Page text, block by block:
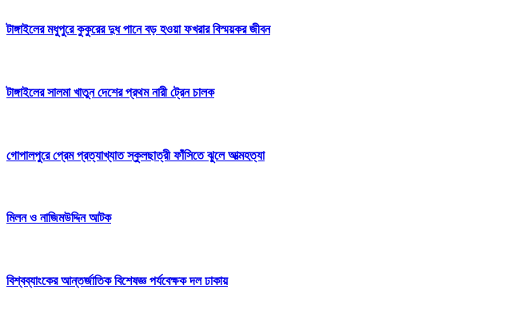
টাঙ্গাইলের মধুপুরে কুকুরের দুধ পানে বড় হওয়া ফখরার বিস্ময়কর জীবন
টাঙ্গাইলের সালমা খাতুন দেশের প্রথম নারী ট্রেন চালক
গোপালপুরে প্রেম প্রত্যাখ্যাত স্কুলছাত্রী ফাঁসিতে ঝুলে আত্মহত্যা
মিলন ও নাজিমউদ্দিন আটক
বিশ্বব্যাংকের আন্তর্জাতিক বিশেষজ্ঞ পর্যবেক্ষক দল ঢাকায়